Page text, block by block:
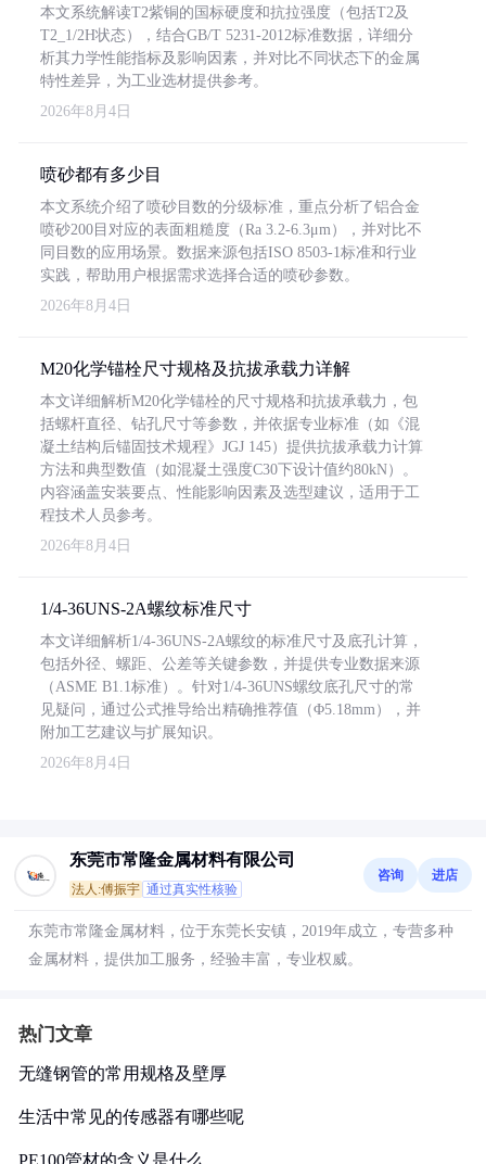
本文系统解读T2紫铜的国标硬度和抗拉强度（包括T2及
T2_1/2H状态），结合GB/T 5231-2012标准数据，详细分
析其力学性能指标及影响因素，并对比不同状态下的金属
特性差异，为工业选材提供参考。
2026年8月4日
喷砂都有多少目
本文系统介绍了喷砂目数的分级标准，重点分析了铝合金
喷砂200目对应的表面粗糙度（Ra 3.2-6.3μm），并对比不
同目数的应用场景。数据来源包括ISO 8503-1标准和行业
实践，帮助用户根据需求选择合适的喷砂参数。
2026年8月4日
M20化学锚栓尺寸规格及抗拔承载力详解
本文详细解析M20化学锚栓的尺寸规格和抗拔承载力，包
括螺杆直径、钻孔尺寸等参数，并依据专业标准（如《混
凝土结构后锚固技术规程》JGJ 145）提供抗拔承载力计算
方法和典型数值（如混凝土强度C30下设计值约80kN）。
内容涵盖安装要点、性能影响因素及选型建议，适用于工
程技术人员参考。
2026年8月4日
1/4-36UNS-2A螺纹标准尺寸
本文详细解析1/4-36UNS-2A螺纹的标准尺寸及底孔计算，
包括外径、螺距、公差等关键参数，并提供专业数据来源
（ASME B1.1标准）。针对1/4-36UNS螺纹底孔尺寸的常
见疑问，通过公式推导给出精确推荐值（Φ5.18mm），并
附加工艺建议与扩展知识。
2026年8月4日
东莞市常隆金属材料有限公司
法人:傅振宇 通过真实性核验
咨询 进店
东莞市常隆金属材料，位于东莞长安镇，2019年成立，专营多种
金属材料，提供加工服务，经验丰富，专业权威。
热门文章
无缝钢管的常用规格及壁厚
生活中常见的传感器有哪些呢
PE100管材的含义是什么